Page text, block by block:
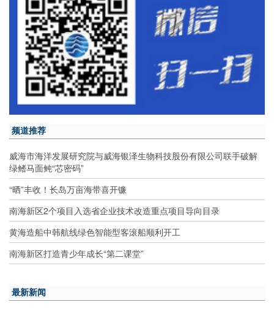
频道推荐
威海市海洋发展研究院与威海银泽生物科技股份有限公司联手破解
绿鳍马面鲀“芯密码”
“晒”丰收！长岛万亩海带喜开镰
南海新区2个项目入选省企业技术改造重点项目导向目录
黄海造船中韩航线绿色智能型客滚船顺利开工
南海新区打造青少年成长“第二课堂”
最新新闻